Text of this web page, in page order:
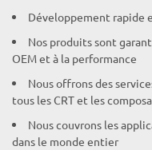
Développement rapide
Nos produits sont
OEM et à la performance
Nous offrons des
tous les CRT et les
Nous couvrons les
dans le monde entier